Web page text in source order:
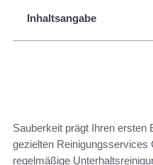
Inhaltsangabe
Sauberkeit prägt Ihren ersten
gezielten Reinigungsservices
regelmäßige